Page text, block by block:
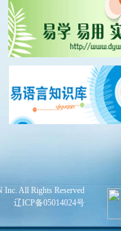
All Rights Reserved
辽ICP备05014024号